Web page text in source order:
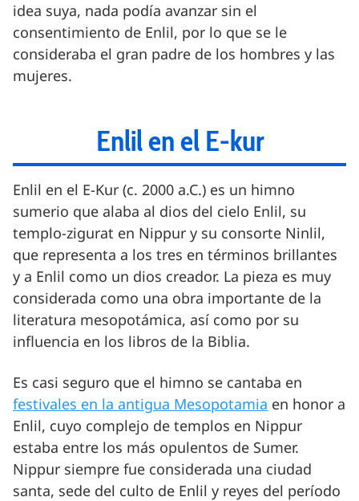
idea suya, nada podía avanzar sin el
consentimiento de Enlil, por lo que se le
consideraba el gran padre de los hombres y las
mujeres.
Enlil en el E-kur
Enlil en el E-Kur (c. 2000 a.C.) es un himno
sumerio que alaba al dios del cielo Enlil, su
templo-zigurat en Nippur y su consorte Ninlil,
que representa a los tres en términos brillantes
y a Enlil como un dios creador. La pieza es muy
considerada como una obra importante de la
literatura mesopotámica, así como por su
influencia en los libros de la Biblia.
Es casi seguro que el himno se cantaba en
festivales en la antigua Mesopotamia en honor a
Enlil, cuyo complejo de templos en Nippur
estaba entre los más opulentos de Sumer.
Nippur siempre fue considerada una ciudad
santa, sede del culto de Enlil y reyes del período